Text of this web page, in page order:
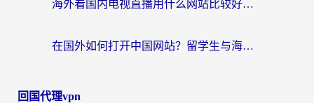
海外看国内电视直播用什么网站比较好？一篇解决你所有追剧难题的实用指南
在国外如何打开中国网站？留学生与海外华人的无缝访问指南
回国代理vpn